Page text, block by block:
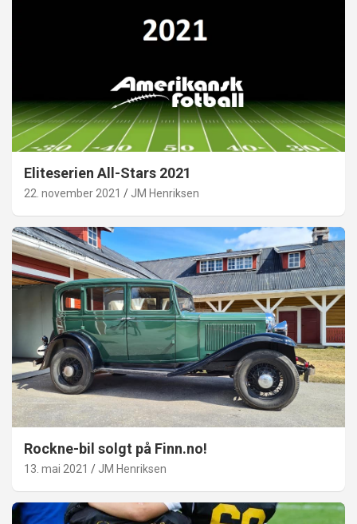
Eliteserien All-Stars 2021
22. november 2021 JM Henriksen
Rockne-bil solgt på Finn.no!
13. mai 2021 JM Henriksen